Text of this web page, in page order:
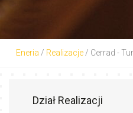
Eneria / Realizacje / Cerrad -
Dział Realizacji